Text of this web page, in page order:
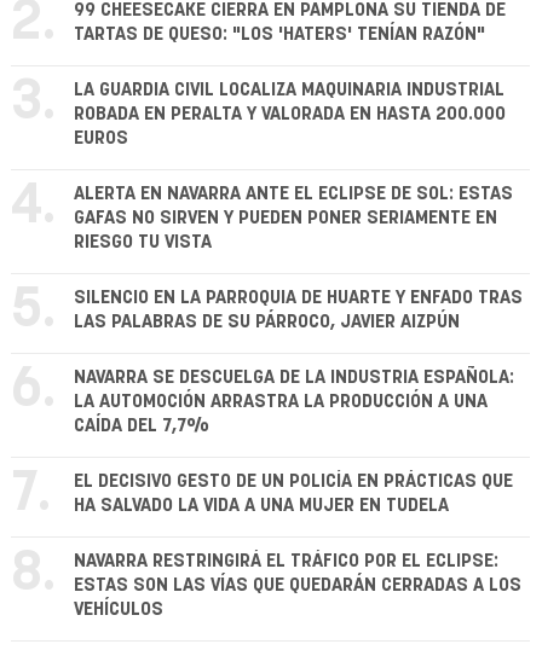
2.
99 CHEESECAKE CIERRA EN PAMPLONA SU TIENDA DE
TARTAS DE QUESO: "LOS 'HATERS' TENÍAN RAZÓN"
3.
LA GUARDIA CIVIL LOCALIZA MAQUINARIA INDUSTRIAL
ROBADA EN PERALTA Y VALORADA EN HASTA 200.000
EUROS
4.
ALERTA EN NAVARRA ANTE EL ECLIPSE DE SOL: ESTAS
GAFAS NO SIRVEN Y PUEDEN PONER SERIAMENTE EN
RIESGO TU VISTA
5.
SILENCIO EN LA PARROQUIA DE HUARTE Y ENFADO TRAS
LAS PALABRAS DE SU PÁRROCO, JAVIER AIZPÚN
6.
NAVARRA SE DESCUELGA DE LA INDUSTRIA ESPAÑOLA:
LA AUTOMOCIÓN ARRASTRA LA PRODUCCIÓN A UNA
CAÍDA DEL 7,7%
7.
EL DECISIVO GESTO DE UN POLICÍA EN PRÁCTICAS QUE
HA SALVADO LA VIDA A UNA MUJER EN TUDELA
8.
NAVARRA RESTRINGIRÁ EL TRÁFICO POR EL ECLIPSE:
ESTAS SON LAS VÍAS QUE QUEDARÁN CERRADAS A LOS
VEHÍCULOS